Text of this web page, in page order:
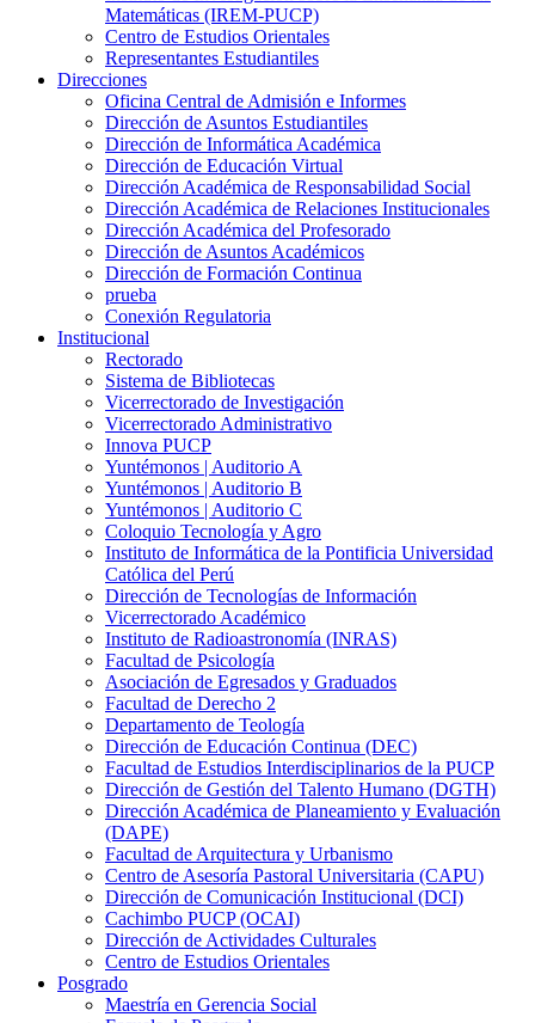
Matemáticas (IREM-PUCP)
Centro de Estudios Orientales
Representantes Estudiantiles
Direcciones
Oficina Central de Admisión e Informes
Dirección de Asuntos Estudiantiles
Dirección de Informática Académica
Dirección de Educación Virtual
Dirección Académica de Responsabilidad Social
Dirección Académica de Relaciones Institucionales
Dirección Académica del Profesorado
Dirección de Asuntos Académicos
Dirección de Formación Continua
prueba
Conexión Regulatoria
Institucional
Rectorado
Sistema de Bibliotecas
Vicerrectorado de Investigación
Vicerrectorado Administrativo
Innova PUCP
Yuntémonos | Auditorio A
Yuntémonos | Auditorio B
Yuntémonos | Auditorio C
Coloquio Tecnología y Agro
Instituto de Informática de la Pontificia Universidad
Católica del Perú
Dirección de Tecnologías de Información
Vicerrectorado Académico
Instituto de Radioastronomía (INRAS)
Facultad de Psicología
Asociación de Egresados y Graduados
Facultad de Derecho 2
Departamento de Teología
Dirección de Educación Continua (DEC)
Facultad de Estudios Interdisciplinarios de la PUCP
Dirección de Gestión del Talento Humano (DGTH)
Dirección Académica de Planeamiento y Evaluación
(DAPE)
Facultad de Arquitectura y Urbanismo
Centro de Asesoría Pastoral Universitaria (CAPU)
Dirección de Comunicación Institucional (DCI)
Cachimbo PUCP (OCAI)
Dirección de Actividades Culturales
Centro de Estudios Orientales
Posgrado
Maestría en Gerencia Social